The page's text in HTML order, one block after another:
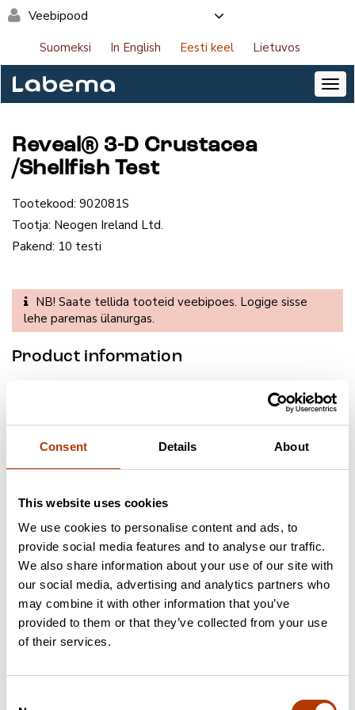
Consent Details About
This website uses cookies
We use cookies to personalise content and ads, to
provide social media features and to analyse our traffic.
We also share information about your use of our site with
our social media, advertising and analytics partners who
may combine it with other information that you’ve
provided to them or that they’ve collected from your use
of their services.
Suomeksi In English Eesti keel Lietuvos
Veebipood
Reveal® 3-D Crustacea
/Shellfish Test
Tootekood: 902081S
Tootja: Neogen Ireland Ltd.
Pakend: 10 testi
NB! Saate tellida tooteid veebipoes. Logige sisse
lehe paremas ülanurgas.
Product information
Reveal® 3-D for Crustacea is intended for the qualitative
analysis of crustacea residue in clean-in-place rinses and on
environmental surfaces. Reveal® 3-D for Crustacea is a
unique hand-held device with a 3-line readout: a control line
two other lines differentiate nondetectable, low and high